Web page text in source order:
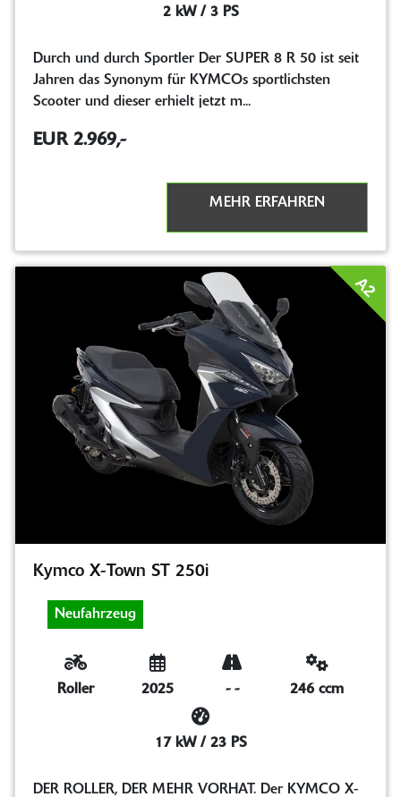
2 kW / 3 PS
Durch und durch Sportler Der SUPER 8 R 50 ist seit
Jahren das Synonym für KYMCOs sportlichsten
Scooter und dieser erhielt jetzt m...
EUR 2.969,-
MEHR ERFAHREN
Kymco X-Town ST 250i
Neufahrzeug
Roller 2025 - - 246 ccm
17 kW / 23 PS
DER ROLLER, DER MEHR VORHAT. Der KYMCO X-
A2